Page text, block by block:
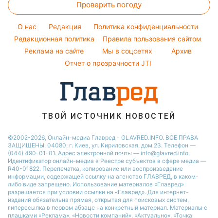
Кейт Миддлтон
Алла Пугачева
Максим Галкин
Виталий Козловский
Модные ошибки
Новости моды
Советы от Андре Тана
Тесты по картинке
Оптические иллюзии
Народные приметы
Все о шоу-бизнесе
Проверить погоду
O нас Редакция
Политика конфиденциальности
Редакционная политика
Правила пользования сайтом
Реклама на сайте
Мы в соцсетях
Архив
Отчет о прозрачности JTI
ТВОЙ ИСТОЧНИК НОВОСТЕЙ
©2002-2026, Онлайн-медиа Главред - GLAVRED.INFO. ВСЕ ПРАВА
ЗАЩИЩЕНЫ. 04080, г. Киев, ул. Кириловская, дом 23. Телефон —
(044) 490-01-01. Адрес электронной почты — info@glavred.info.
Идентификатор онлайн-медиа в Реестре cубъектов в сфере медиа —
R40-01822. Перепечатка, копирование или воспроизведение
информации, содержащей ссылку на агенство ГЛАВРЕД, в каком-
либо виде запрещено. Использование материалов «Главред»
разрешается при условии ссылки на «Главред». Для интернет-
изданий обязательна прямая, открытая для поисковых систем,
гиперссылка в первом абзаце на конкретный материал. Материалы с
плашками «Реклама», «Новости компаний», «Актуально», «Точка